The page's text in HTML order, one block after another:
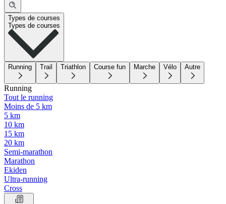
Types de courses
Types de courses
Running Trail Triathlon Course fun Marche Vélo Autre
Running
Tout le running
Moins de 5 km
5 km
10 km
15 km
20 km
Semi-marathon
Marathon
Ekiden
Ultra-running
Cross